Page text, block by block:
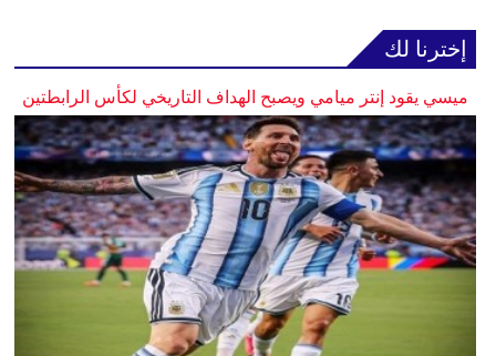
إخترنا لك
ميسي يقود إنتر ميامي ويصبح الهداف التاريخي لكأس الرابطتين